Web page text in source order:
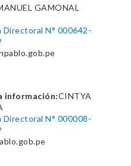
GAMONAL
Directoral N° 000642-
información:CINTYA
Directoral N° 000008-